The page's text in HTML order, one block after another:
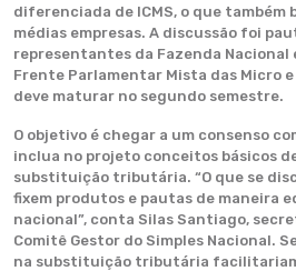
diferenciada de ICMS, o que também
médias empresas. A discussão foi
representantes da Fazenda Nacional
Frente Parlamentar Mista das Micro e
deve maturar no segundo semestre.
O objetivo é chegar a um consenso
inclua no projeto conceitos básicos
substituição tributária. “O que se
fixem produtos e pautas de maneira
nacional”, conta Silas Santiago,
Comitê Gestor do Simples Nacional.
na substituição tributária